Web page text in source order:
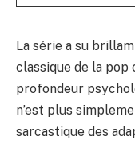
La série a su
classique de la
profondeur
n’est plus
sarcastique des